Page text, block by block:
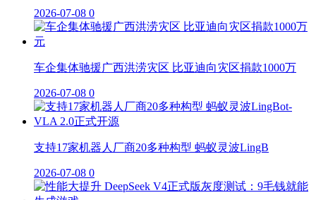
2026-07-08 0
车企集体驰援广西洪涝灾区 比亚迪向灾区捐款1000万
2026-07-08 0
支持17家机器人厂商20多种构型 蚂蚁灵波LingB
2026-07-08 0